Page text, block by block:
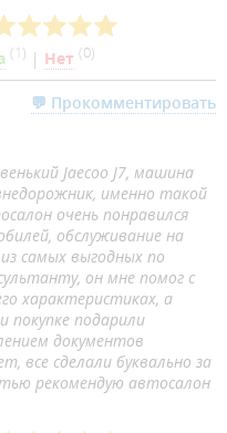
(1 ) | Нет (0)
💬 Прокомментировать
Jaecoo J7, машина
именно такой
очень понравился
обслуживание на
самых выгодных по
он мне помог с
характеристиках, а
подарили
документов
все сделали буквально за
рекомендую автосалон